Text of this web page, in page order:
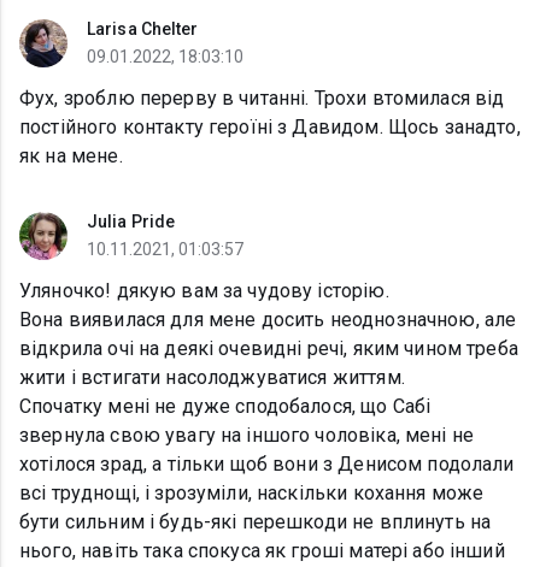
Larisa Chelter
09.01.2022, 18:03:10
Фух, зроблю перерву в читанні. Трохи втомилася від
постійного контакту героїні з Давидом. Щось занадто,
як на мене.
Julia Pride
10.11.2021, 01:03:57
Уляночко! дякую вам за чудову історію.
Вона виявилася для мене досить неоднозначною, але
відкрила очі на деякі очевидні речі, яким чином треба
жити і встигати насолоджуватися життям.
Спочатку мені не дуже сподобалося, що Сабі
звернула свою увагу на іншого чоловіка, мені не
хотілося зрад, а тільки щоб вони з Денисом подолали
всі труднощі, і зрозуміли, наскільки кохання може
бути сильним і будь-які перешкоди не вплинуть на
нього, навіть така спокуса як гроші матері або інший